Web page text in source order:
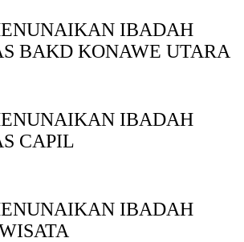
IBADAH
BAKD KONAWE UTARA
IBADAH
CAPIL
IBADAH